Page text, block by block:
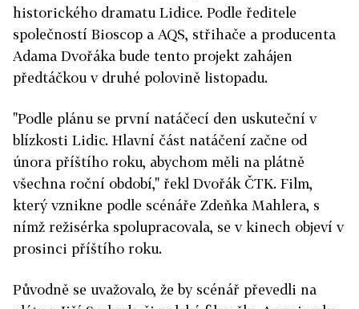
historického dramatu Lidice. Podle ředitele
společností Bioscop a AQS, střihače a producenta
Adama Dvořáka bude tento projekt zahájen
předtáčkou v druhé polovině listopadu.
"Podle plánu se první natáčecí den uskuteční v
blízkosti Lidic. Hlavní část natáčení začne od
února příštího roku, abychom měli na plátně
všechna roční období," řekl Dvořák ČTK. Film,
který vznikne podle scénáře Zdeňka Mahlera, s
nímž režisérka spolupracovala, se v kinech objeví v
prosinci příštího roku.
Původně se uvažovalo, že by scénář převedli na